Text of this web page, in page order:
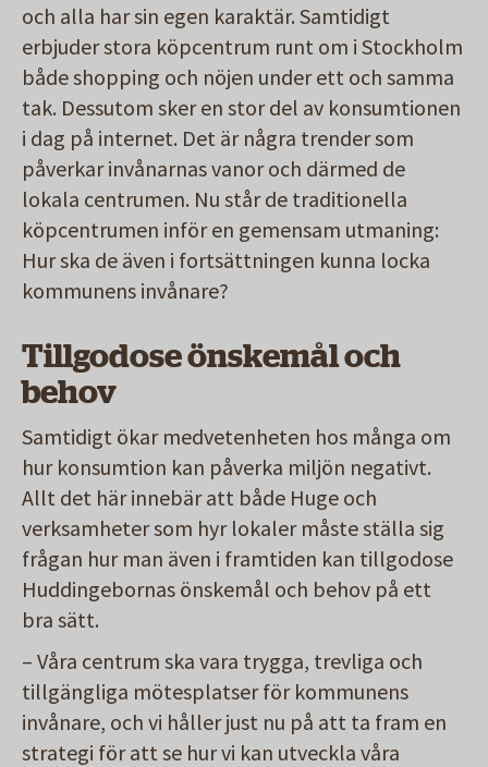
och alla har sin egen karaktär. Samtidigt
erbjuder stora köpcentrum runt om i Stockholm
både shopping och nöjen under ett och samma
tak. Dessutom sker en stor del av konsumtionen
i dag på internet. Det är några trender som
påverkar invånarnas vanor och därmed de
lokala centrumen. Nu står de traditionella
köpcentrumen inför en gemensam utmaning:
Hur ska de även i fortsättningen kunna locka
kommunens invånare?
Tillgodose önskemål och
behov
Samtidigt ökar medvetenheten hos många om
hur konsumtion kan påverka miljön negativt.
Allt det här innebär att både Huge och
verksamheter som hyr lokaler måste ställa sig
frågan hur man även i framtiden kan tillgodose
Huddingebornas önskemål och behov på ett
bra sätt.
– Våra centrum ska vara trygga, trevliga och
tillgängliga mötesplatser för kommunens
invånare, och vi håller just nu på att ta fram en
strategi för att se hur vi kan utveckla våra